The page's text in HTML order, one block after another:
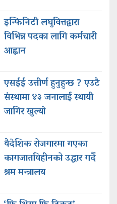
इन्फिनिटी लघुवित्तद्वारा
विभिन्न पदका लागि कर्मचारी
आह्वान
एसईई उत्तीर्ण हुनुहुन्छ ? एउटै
संस्थामा ४३ जनालाई स्थायी
जागिर खुल्याे
वैदेशिक रोजगारमा गएका
कागजातविहीनको उद्धार गर्दै
श्रम मन्त्रालय